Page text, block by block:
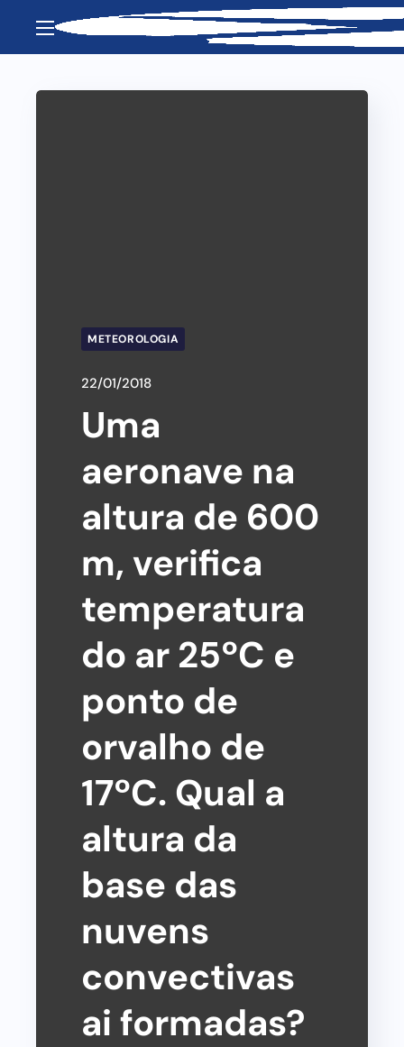
METEOROLOGIA
22/01/2018
Uma
aeronave na
altura de 600
m, verifica
temperatura
do ar 25ºC e
ponto de
orvalho de
17ºC. Qual a
altura da
base das
nuvens
convectivas
ai formadas?